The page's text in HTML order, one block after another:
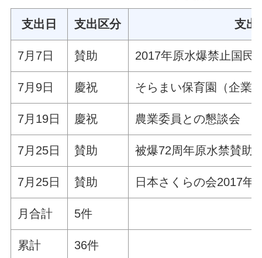
支出日 支出区分 支出
7月7日 賛助 2017年原水爆禁止国民
7月9日 慶祝 そらまい保育園（企業
7月19日 慶祝 農業委員との懇談会
7月25日 賛助 被爆72周年原水禁賛助
7月25日 賛助 日本さくらの会2017年
月合計 5件
累計 36件